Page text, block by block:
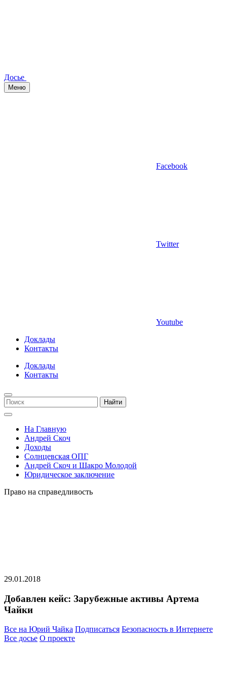
Досье
Меню
Facebook
Twitter
Youtube
Доклады
Контакты
Доклады
Контакты
Найти
На Главную
Андрей Скоч
Доходы
Солнцевская ОПГ
Андрей Скоч и Шакро Молодой
Юридическое заключение
Право на справедливость
29.01.2018
Добавлен кейс: Зарубежные активы Артема
Чайки
Все на Юрий Чайка Подписаться Безопасность в Интернете
Все досье О проекте